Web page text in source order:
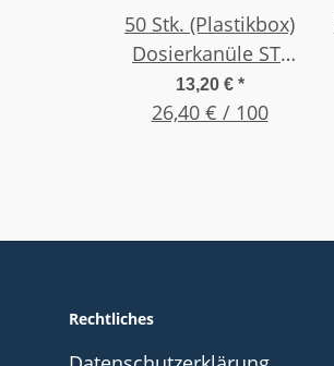
50 Stk. (Plastikbox)
Dosierkanüle ST-
Straight, Gr. 14G
1,5" (38,1mm) Oliv
13,20 € *
26,40 € / 100
Rechtliches